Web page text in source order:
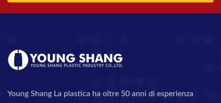
Young Shang La plastica ha oltre 50 anni di esperienza